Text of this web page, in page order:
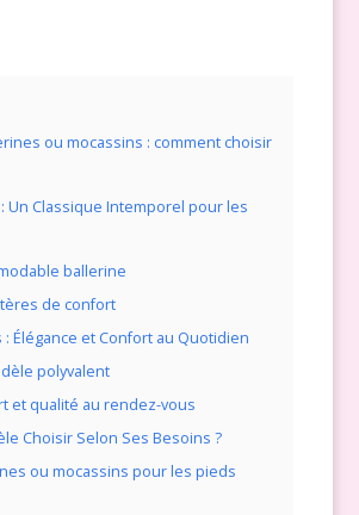
ou mocassins : comment choisir
Un Classique Intemporel pour les
ballerine
de confort
: Élégance et Confort au Quotidien
polyvalent
et qualité au rendez-vous
Choisir Selon Ses Besoins ?
ou mocassins pour les pieds